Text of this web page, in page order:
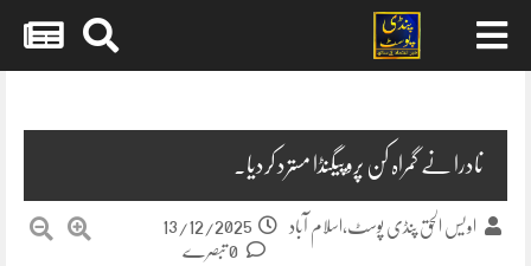
نادرا نے گمراہ کن پروپیگنڈا مسترد کردیا۔
اویس الحق پنڈی پوسٹ،اسلام آباد
13/12/2025